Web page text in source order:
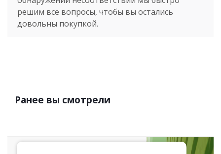
решим все вопросы, чтобы вы остались
довольны покупкой.
Ранее вы смотрели